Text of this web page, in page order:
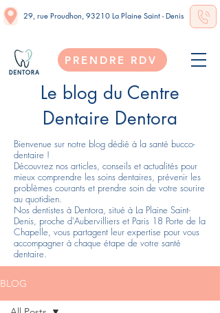
PRENDRE RDV
29, rue Proudhon, 93210 La Plaine Saint - Denis
Le blog du Centre
Dentaire Dentora
Bienvenue sur notre blog dédié à la santé bucco-
dentaire !
Découvrez nos articles, conseils et actualités pour
mieux comprendre les soins dentaires, prévenir les
problèmes courants et prendre soin de votre sourire
au quotidien.
Nos dentistes à Dentora, situé à La Plaine Saint-
Denis, proche d'Aubervilliers et Paris 18 Porte de la
Chapelle, vous partagent leur expertise pour vous
accompagner à chaque étape de votre santé
dentaire.
BLOG